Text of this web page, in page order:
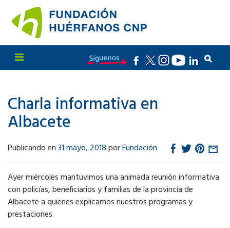
Charla informativa en
Albacete
Publicando en31 mayo, 2018porFundación
Ayer miércoles mantuvimos una animada reunión informativa
con policías, beneficiarios y familias de la provincia de
Albacete a quienes explicamos nuestros programas y
prestaciones.